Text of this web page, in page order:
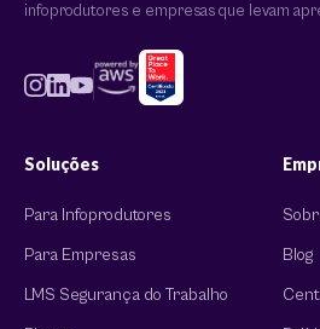
infoprodutores e empresas que levam
Soluções
Para Infoprodutores
Para Empresas
LMS Segurança do Trabalho
Blog